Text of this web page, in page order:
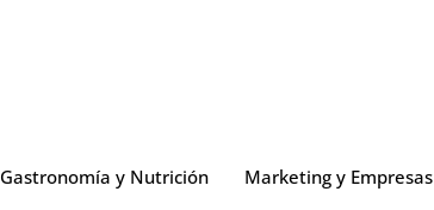
Gastronomía y Nutrición
Marketing y Empresas